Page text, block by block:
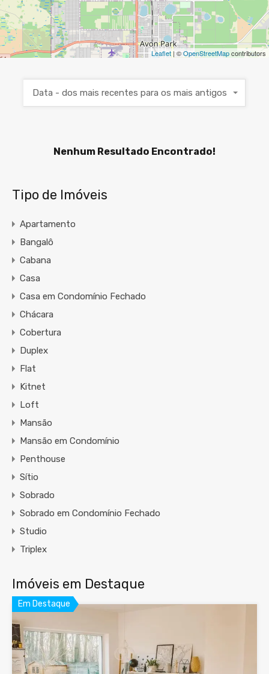
Leaflet| ©OpenStreetMapcontributors
Data - dos mais recentes para os mais antigos
Nenhum Resultado Encontrado!
Tipo de Imóveis
Apartamento
Bangalô
Cabana
Casa
Casa em Condomínio Fechado
Chácara
Cobertura
Duplex
Flat
Kitnet
Loft
Mansão
Mansão em Condomínio
Penthouse
Sítio
Sobrado
Sobrado em Condomínio Fechado
Studio
Triplex
Imóveis em Destaque
Em Destaque